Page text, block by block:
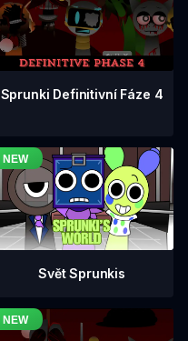
Sprunki Definitivní Fáze 4
Svět Sprunkis